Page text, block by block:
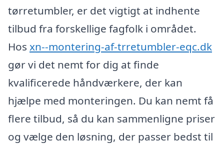
tørretumbler, er det vigtigt at indhente
tilbud fra forskellige fagfolk i området.
Hos xn--montering-af-trretumbler-eqc.dk
gør vi det nemt for dig at finde
kvalificerede håndværkere, der kan
hjælpe med monteringen. Du kan nemt få
flere tilbud, så du kan sammenligne priser
og vælge den løsning, der passer bedst til